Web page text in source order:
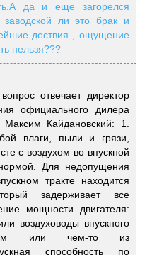
да и еще загорелся
ли это брак и
дествия , ощущение
нельзя???
отвечает директор
официального дилера
Кайдановский: 1.
влаги, пыли и грязи,
с воздухом во впускной
Для недопущения
тракте находится
задерживает все
мощности двигателя:
впускного
или чем-то из
способность по